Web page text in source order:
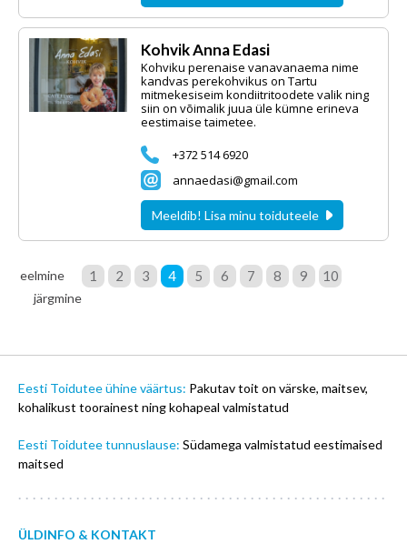
Kohvik Anna Edasi
Kohviku perenaise vanavanaema nime
kandvas perekohvikus on Tartu
mitmekesiseim kondiitritoodete valik ning
siin on võimalik juua üle kümne erineva
eestimaise taimetee.
+372 514 6920
annaedasi@gmail.com
Meeldib! Lisa minu toiduteele
eelmine 1 2 3 4 5 6 7 8 9 10
järgmine
Eesti Toidutee ühine väärtus: Pakutav toit on värske, maitsev,
kohalikust toorainest ning kohapeal valmistatud
Eesti Toidutee tunnuslause: Südamega valmistatud eestimaised
maitsed
ÜLDINFO & KONTAKT